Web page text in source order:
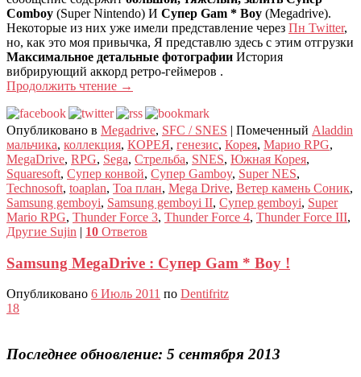
Comboy (Super Nintendo) И Супер Gam * Boy (Megadrive).
Некоторые из них уже имели представление через Пн Twitter,
но, как это моя привычка, Я представлю здесь с этим отгрузки
Максимальное детальные фотографии История
вибрирующий аккорд ретро-геймеров .
Продолжить чтение →
Опубликовано в Megadrive, SFC / SNES | Помеченный Aladdin
мальчика, коллекция, КОРЕЯ, генезис, Корея, Марио RPG,
MegaDrive, RPG, Sega, Стрельба, SNES, Южная Корея,
Squaresoft, Супер конвой, Супер Gamboy, Super NES,
Technosoft, toaplan, Тоа план, Mega Drive, Ветер камень Соник,
Samsung gemboyi, Samsung gemboyi II, Супер gemboyi, Super
Mario RPG, Thunder Force 3, Thunder Force 4, Thunder Force III,
Другие Sujin | 10 Ответов
Samsung MegaDrive : Супер Gam * Boy !
Опубликовано 6 Июль 2011 по Dentifritz
18
Последнее обновление: 5 сентября 2013